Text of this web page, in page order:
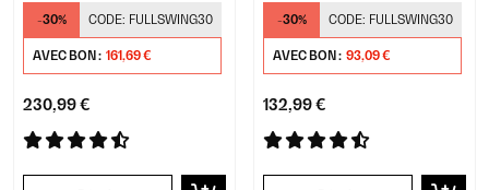
-30% CODE: FULLSWING30
AVEC BON : 161,69 €
230,99 €
-30% CODE: FULLSWING30
AVEC BON : 93,09 €
132,99 €